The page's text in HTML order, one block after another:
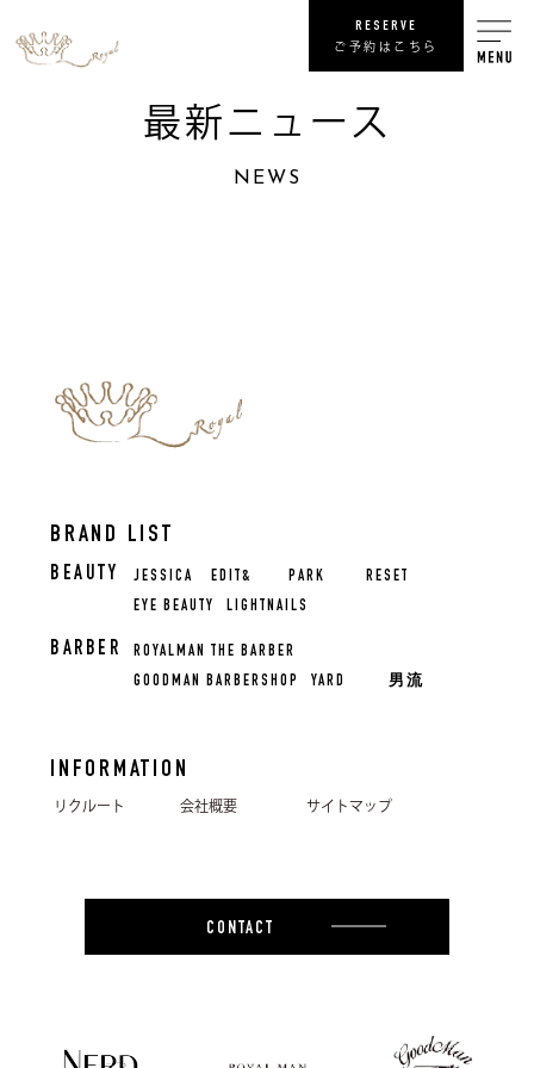
RESERVE
ご予約はこちら
RECRUIT
PRIVACY POLICY
最新ニュース
NEWS
BRAND LIST
BEAUTY JESSICA EDIT& PARK
RESET
EYE BEAUTY
LIGHTNAILS
BARBER
ROYALMAN THE BARBER
GOODMAN BARBERSHOP
YARD 男流
INFORMATION
リクルート 会社概要 サイトマップ
CONTACT